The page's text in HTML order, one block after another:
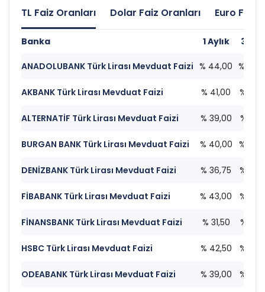
TL Faiz Oranları Dolar Faiz Oranları Euro Faiz
Banka 1 Aylık 3
ANADOLUBANK Türk Lirası Mevduat Faizi % 44,00 %
AKBANK Türk Lirası Mevduat Faizi % 41,00 %
ALTERNATİF Türk Lirası Mevduat Faizi % 39,00 %
BURGAN BANK Türk Lirası Mevduat Faizi % 40,00 %
DENİZBANK Türk Lirası Mevduat Faizi % 36,75 %
FİBABANK Türk Lirası Mevduat Faizi % 43,00 %
FİNANSBANK Türk Lirası Mevduat Faizi % 31,50 %
HSBC Türk Lirası Mevduat Faizi % 42,50 %
ODEABANK Türk Lirası Mevduat Faizi % 39,00 %